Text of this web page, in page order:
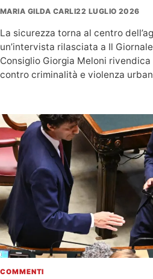
MARIA GILDA CARLI22 LUGLIO 2026
La sicurezza torna al centro
un’intervista rilasciata a Il
Consiglio Giorgia Meloni rivendica
contro criminalità e violenza
COMMENTI